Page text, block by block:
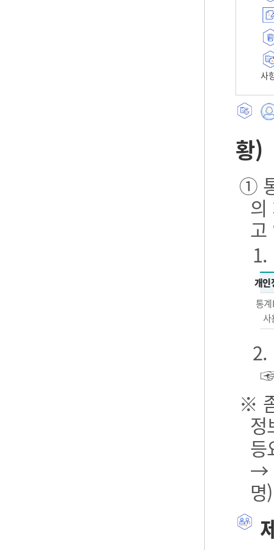
사
황)
①
의
고
1.
개인
통
사
2.
※
정
등
→